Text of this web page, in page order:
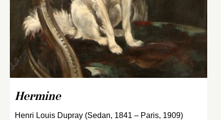
Hermine
Henri Louis Dupray (Sedan, 1841 – Paris, 1909)